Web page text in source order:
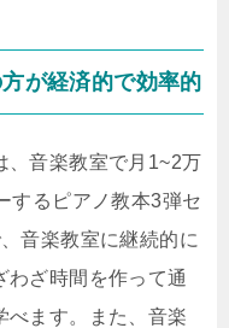
が経済的で効率的
、音楽教室で月1~2万
するピアノ教本3弾セ
音楽教室に継続的に
わざ時間を作って通
べます。また、音楽